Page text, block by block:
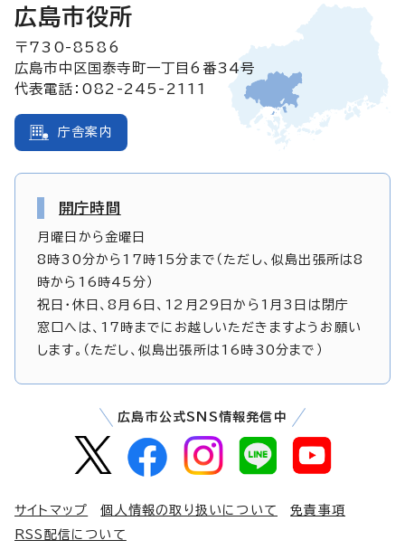
広島市役所
〒730-8586
広島市中区国泰寺町一丁目6番34号
代表電話：082-245-2111
庁舎案内
開庁時間
月曜日から金曜日
8時30分から17時15分まで（ただし、似島出張所は8
時から16時45分）
祝日・休日、8月6日、12月29日から1月3日は閉庁
窓口へは、17時までにお越しいただきますようお願い
します。（ただし、似島出張所は16時30分まで）
広島市公式SNS情報発信中
サイトマップ 個人情報の取り扱いについて
免責事項
RSS配信について